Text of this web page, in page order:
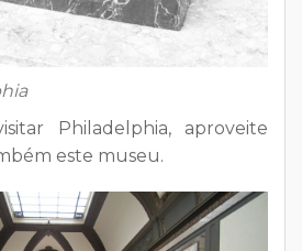
Philadelphia, aproveite
este museu.